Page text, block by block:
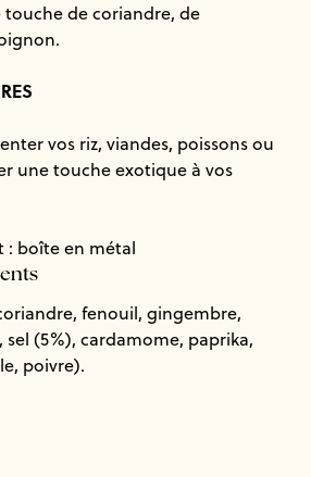
de coriandre, de
vos riz, viandes, poissons ou
une touche exotique à vos
boîte en métal
fenouil, gingembre,
(5%), cardamome, paprika,
poivre).